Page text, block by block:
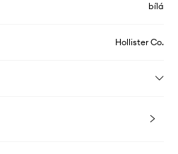
bílá
Hollister Co.